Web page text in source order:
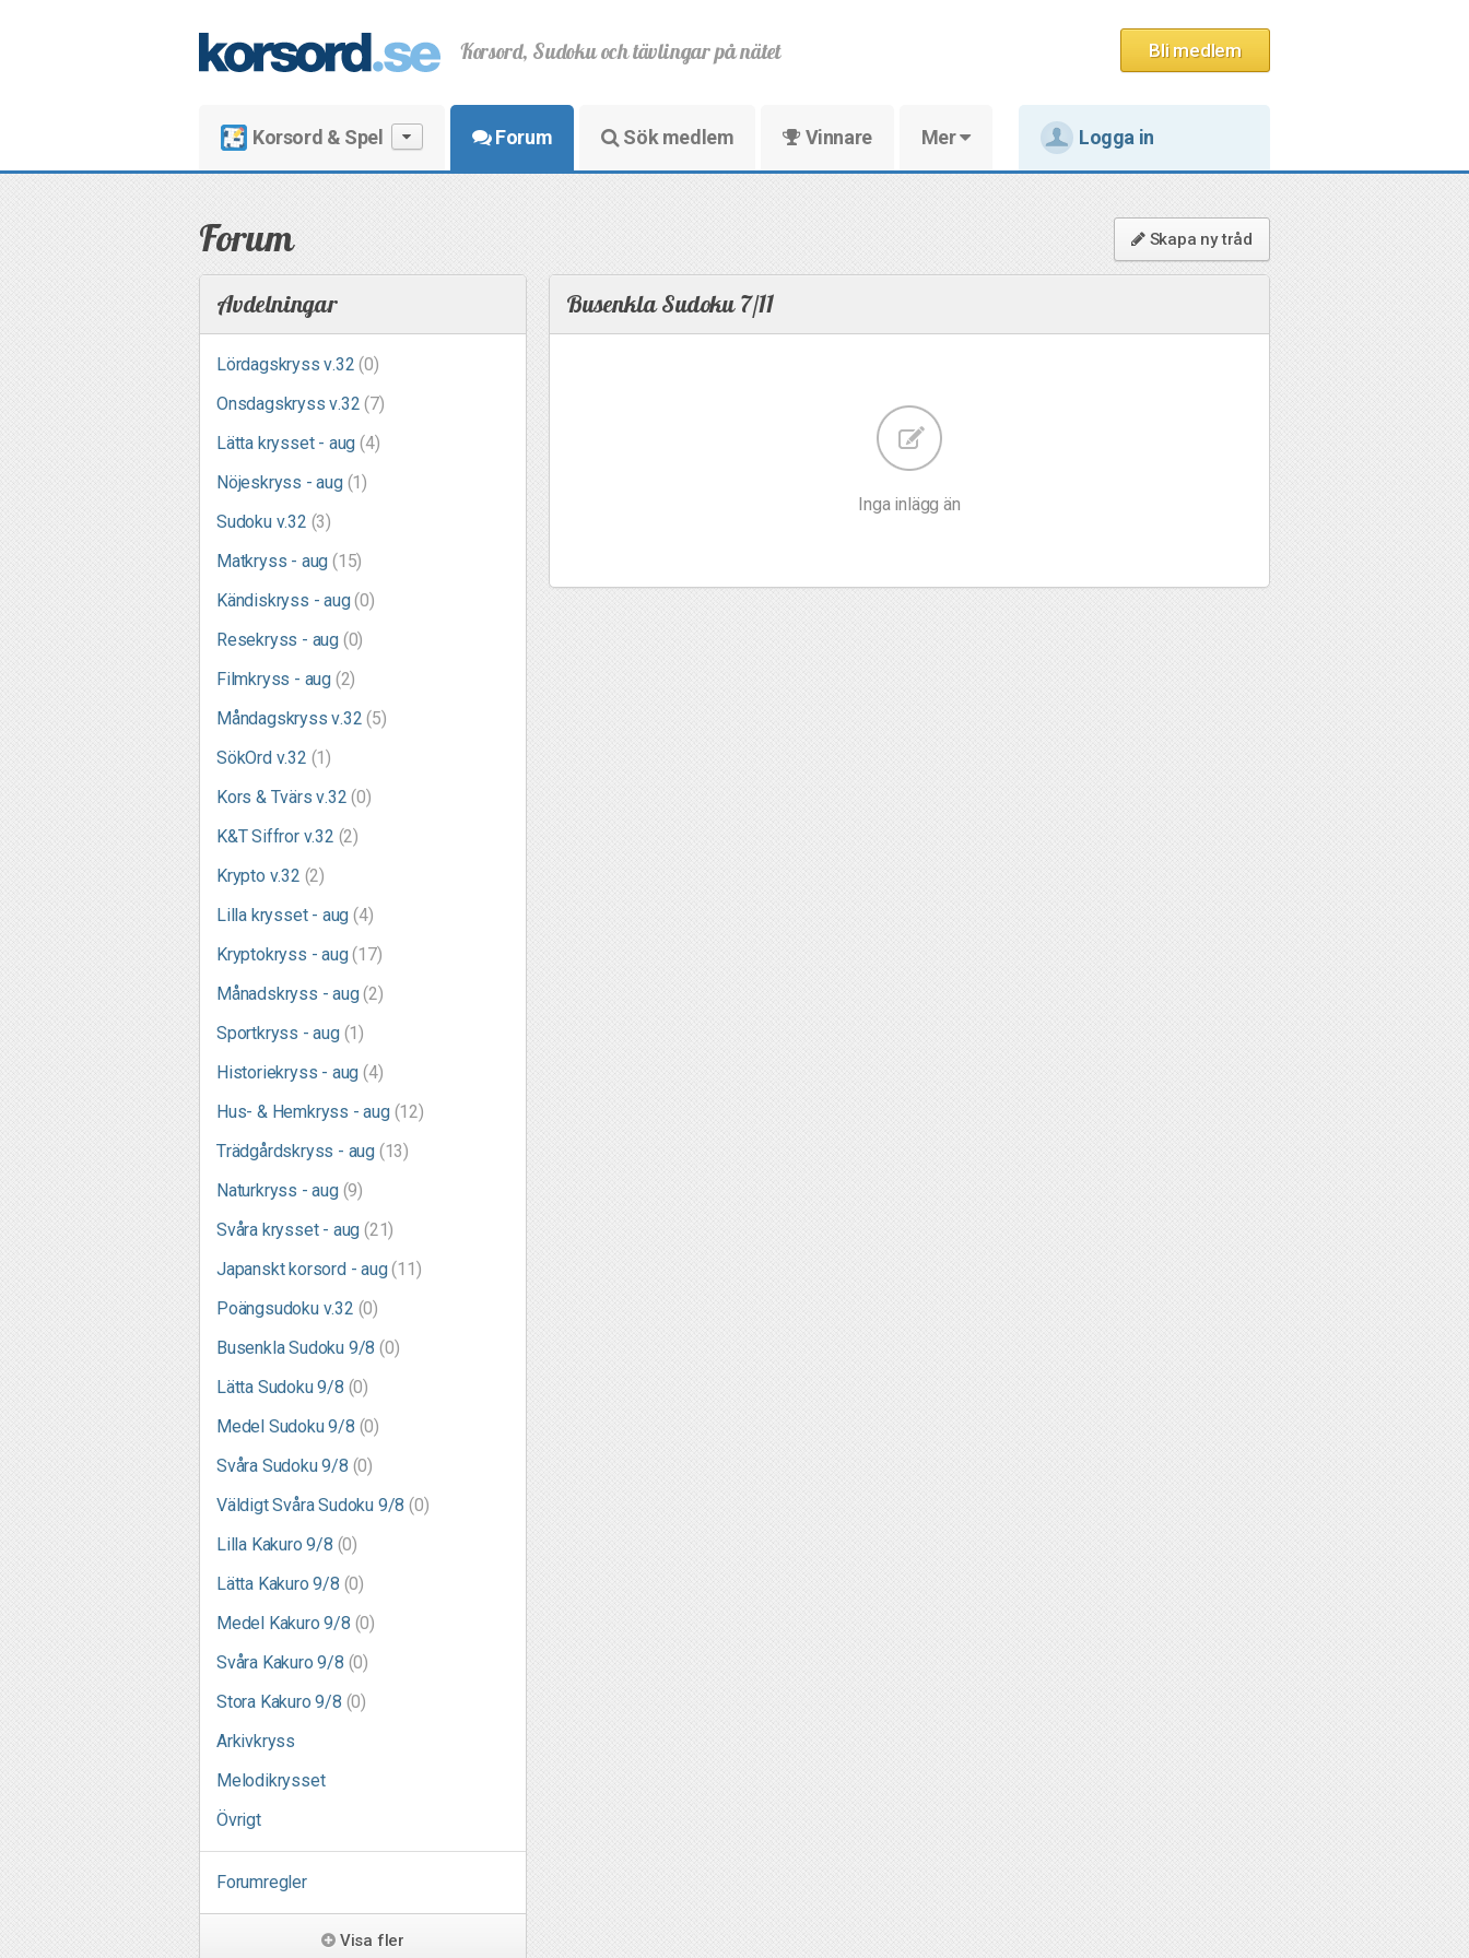
Bli medlem
Korsord, Sudoku och tävlingar på nätet
Korsord & Spel Forum Sök medlem Vinnare Mer Logga in
Skapa ny tråd
Forum
Avdelningar
Lördagskryss v.32(0)
Onsdagskryss v.32(7)
Lätta krysset - aug(4)
Nöjeskryss - aug (1)
Sudoku v.32 (3)
Matkryss - aug(15)
Kändiskryss - aug(0)
Resekryss - aug (0)
Filmkryss - aug (2)
Måndagskryss v.32(5)
SökOrd v.32 (1)
Kors & Tvärs v.32(0)
K&T Siffror v.32 (2)
Krypto v.32 (2)
Lilla krysset - aug(4)
Kryptokryss - aug(17)
Månadskryss - aug(2)
Sportkryss - aug (1)
Historiekryss - aug(4)
Hus- & Hemkryss - aug (12)
Trädgårdskryss - aug (13)
Naturkryss - aug (9)
Svåra krysset - aug(21)
Japanskt korsord - aug(11)
Poängsudoku v.32 (0)
Busenkla Sudoku 9/8(0)
Lätta Sudoku 9/8 (0)
Medel Sudoku 9/8 (0)
Svåra Sudoku 9/8 (0)
Väldigt Svåra Sudoku 9/8(0)
Lilla Kakuro 9/8 (0)
Lätta Kakuro 9/8 (0)
Medel Kakuro 9/8 (0)
Svåra Kakuro 9/8 (0)
Stora Kakuro 9/8 (0)
Arkivkryss
Melodikrysset
Övrigt
Forumregler
Visa fler
Busenkla Sudoku 7/11
Inga inlägg än